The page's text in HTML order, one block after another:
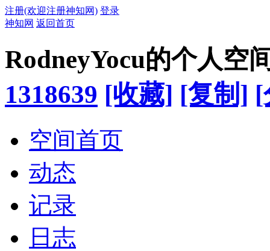
注册(欢迎注册神知网) 登录
神知网 返回首页
RodneyYocu的个人空
1318639 [收藏] [复制] [
空间首页
动态
记录
日志